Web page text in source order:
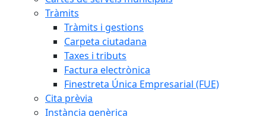
Tràmits
Tràmits i gestions
Carpeta ciutadana
Taxes i tributs
Factura electrònica
Finestreta Única Empresarial (FUE)
Cita prèvia
Instància genèrica